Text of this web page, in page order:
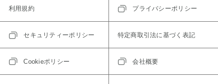
利用規約 プライバシーポリシー
セキュリティーポリシー 特定商取引法に基づく表記
Cookieポリシー 会社概要